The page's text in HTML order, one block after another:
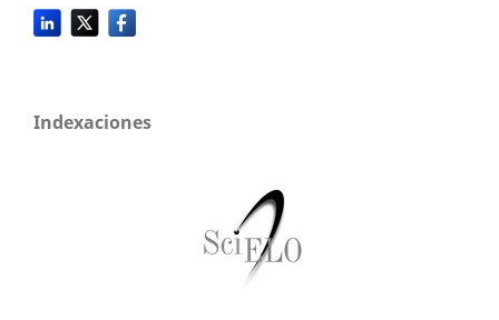
Indexaciones